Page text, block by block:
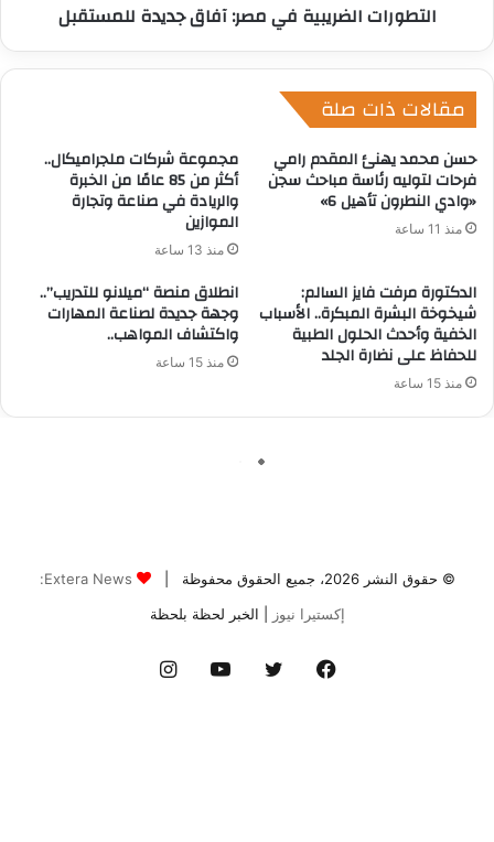
© حقوق النشر 2026، جميع الحقوق محفوظة |
Extera News:
إكستيرا نيوز
| الخبر لحظة بلحظة
فيسبوك تويتر يوتيوب